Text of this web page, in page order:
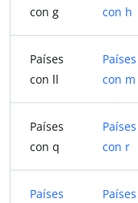
con g
con h
Países
con ll
Países
con m
Países
con q
Países
con r
Países Países